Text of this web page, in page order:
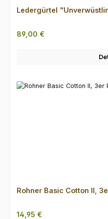
Ledergürtel
Regulärer Preis:
89,00 €
Rohner Basic Cotton II,
Regulärer Preis:
14,95 €